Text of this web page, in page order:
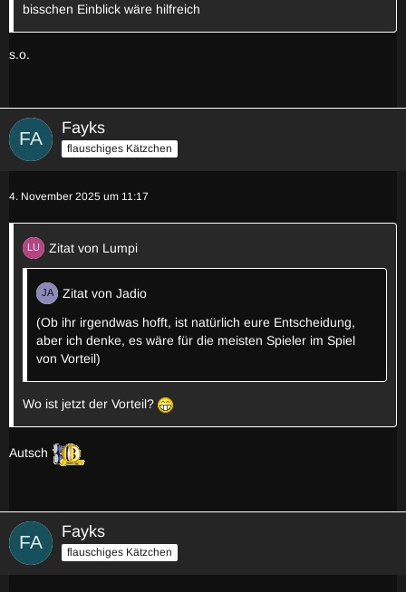
bisschen Einblick wäre hilfreich
s.o.
Fayks
flauschiges Kätzchen
4. November 2025 um 11:17
Zitat von Lumpi
Zitat von Jadio
(Ob ihr irgendwas hofft, ist natürlich eure Entscheidung,
aber ich denke, es wäre für die meisten Spieler im Spiel
von Vorteil)
Wo ist jetzt der Vorteil?
Autsch
Fayks
flauschiges Kätzchen